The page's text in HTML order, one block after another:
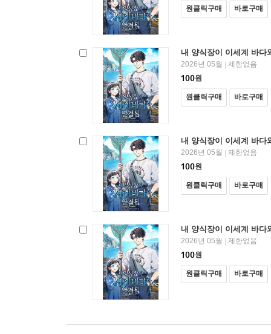
원클릭구매 바로구매
내 양식장이 이세계 바다
2026년 05월 | 제한없음
100원
원클릭구매 바로구매
내 양식장이 이세계 바다
2026년 05월 | 제한없음
100원
원클릭구매 바로구매
내 양식장이 이세계 바다
2026년 05월 | 제한없음
100원
원클릭구매 바로구매